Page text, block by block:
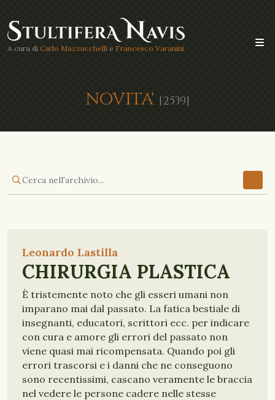
A cura di Carlo Mazzucchelli e Francesco Varanini
NOVITA' [2539]
Leonardo Lastilla
CHIRURGIA PLASTICA
È tristemente noto che gli esseri umani non
imparano mai dal passato. La fatica bestiale di
insegnanti, educatori, scrittori ecc. per indicare
con cura e amore gli errori del passato non
viene quasi mai ricompensata. Quando poi gli
errori trascorsi e i danni che ne conseguono
sono recentissimi, cascano veramente le braccia
nel vedere le persone cadere nelle stesse